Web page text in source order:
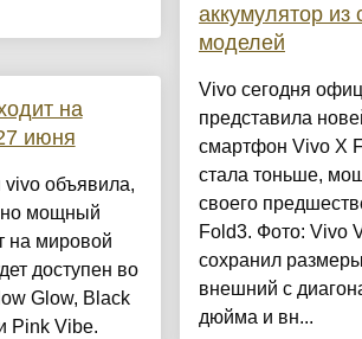
на
июня
объявила,
но мощный
на мировой
доступен во
Glow, Black
Pink Vibe.
аккумулятор из
моделей
Vivo сегодня
представила
смартфон Vivo X
стала тоньше,
своего
Fold3. Фото: Vivo
сохранил
внешний с
дюйма и вн...